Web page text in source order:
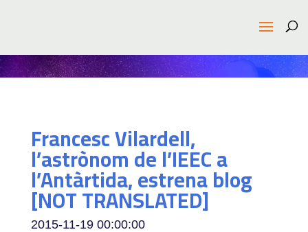
Francesc Vilardell,
l’astrònom de l’IEEC a
l’Antàrtida, estrena blog
[NOT TRANSLATED]
2015-11-19 00:00:00